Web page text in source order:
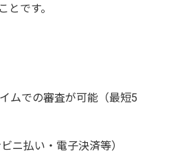
とです。
ムでの審査が可能（最短5
ニ払い・電子決済等）